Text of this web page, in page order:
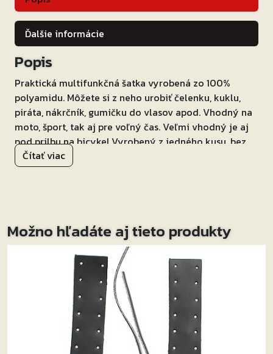
Ďalšie informácie
Popis
Praktická multifunkčná šatka vyrobená zo 100%
polyamidu. Môžete si z neho urobiť čelenku, kuklu,
piráta, nákrčník, gumičku do vlasov apod. Vhodný na
moto, šport, tak aj pre voľný čas. Veľmi vhodný je aj
pod prilbu na bicykel.Vyrobený z jedného kusu, bez
švov. Univerzálna veľkosť.
Čítať viac
Možno hľadáte aj tieto produkty